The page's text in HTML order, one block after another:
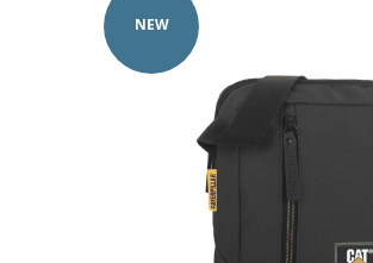
NEW